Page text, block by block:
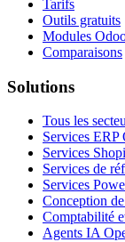
Tarifs
Outils gratuits
Modules
Comparaisons
Solutions
Tous les
Services ERP
Services
Services de
Services
Conception
Comptabilité
Agents IA